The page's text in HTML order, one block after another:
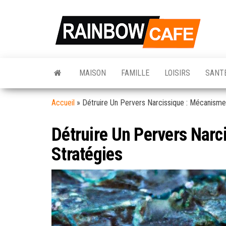
MAISON FAMILLE LOISIRS
Accueil » Détruire Un Pervers Narcissique :
Détruire Un Pervers
Stratégies